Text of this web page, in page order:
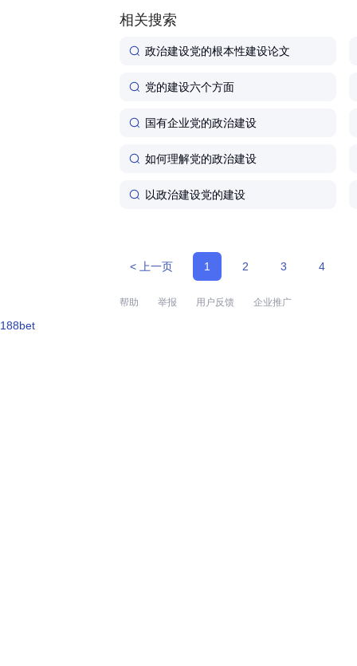
相关搜索
政治建设党的根本性建设论文
党的建设六个方面
国有企业党的政治建设
如何理解党的政治建设
以政治建设党的建设
< 上一页 1 2 3 4
帮助 举报 用户反馈 企业推广
188bet